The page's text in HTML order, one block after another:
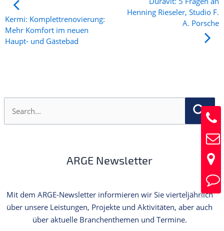
Kermi: Komplettrenovierung:
Mehr Komfort im neuen
Haupt- und Gästebad
Henning Rieseler, Studio F.
A. Porsche
h
ARGE Newsletter
Mit dem ARGE-Newsletter informieren wir Sie vierteljährlich
über unsere Leistungen, Projekte und Aktivitäten, aber auch
über aktuelle Branchenthemen und Termine.